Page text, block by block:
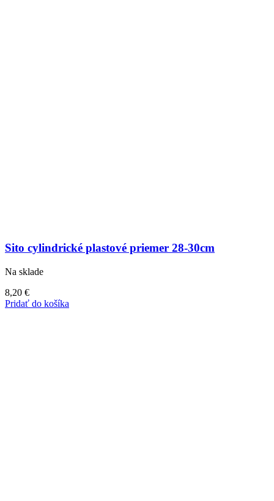
Sito cylindrické plastové priemer 28-30cm
Na sklade
8,20 €
Pridať do košíka